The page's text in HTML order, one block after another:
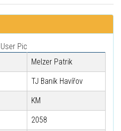
Melzer Patrik
TJ Baník Havířov
KM
2058